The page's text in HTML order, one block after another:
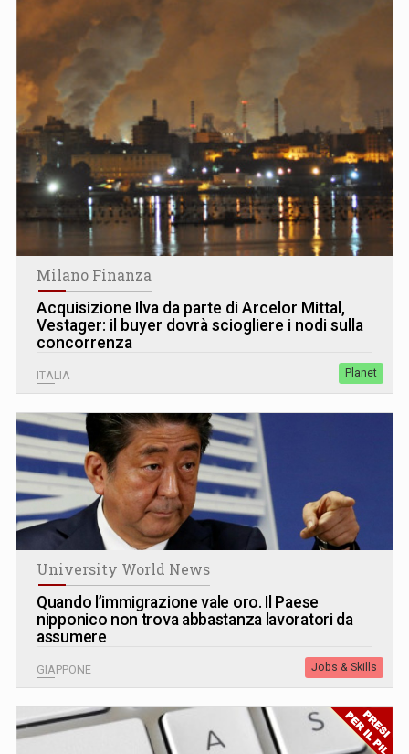
Milano Finanza
Acquisizione Ilva da parte di Arcelor Mittal,
Vestager: il buyer dovrà sciogliere i nodi sulla
concorrenza
ITALIA Planet
University World News
Quando l’immigrazione vale oro. Il Paese
nipponico non trova abbastanza lavoratori da
assumere
GIAPPONE Jobs & Skills